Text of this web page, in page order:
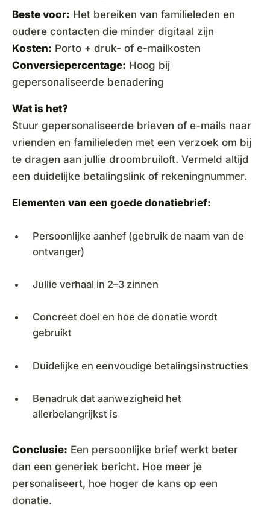
Beste voor: Het bereiken van familieleden en
oudere contacten die minder digitaal zijn
Kosten: Porto + druk- of e-mailkosten
Conversiepercentage: Hoog bij
gepersonaliseerde benadering
Wat is het?
Stuur gepersonaliseerde brieven of e-mails naar
vrienden en familieleden met een verzoek om bij
te dragen aan jullie droombruiloft. Vermeld altijd
een duidelijke betalingslink of rekeningnummer.
Elementen van een goede donatiebrief:
Persoonlijke aanhef (gebruik de naam van de
ontvanger)
Jullie verhaal in 2–3 zinnen
Concreet doel en hoe de donatie wordt
gebruikt
Duidelijke en eenvoudige betalingsinstructies
Benadruk dat aanwezigheid het
allerbelangrijkst is
Conclusie: Een persoonlijke brief werkt beter
dan een generiek bericht. Hoe meer je
personaliseert, hoe hoger de kans op een
donatie.